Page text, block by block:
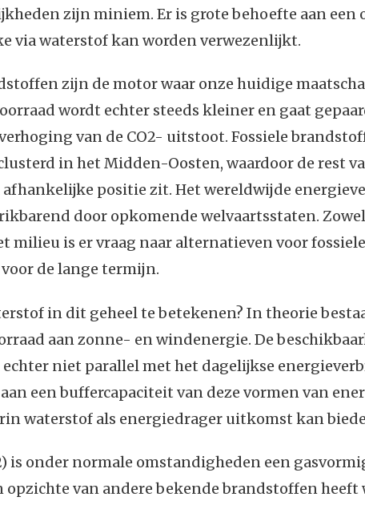
zijn miniem. Er is grote behoefte aan een
via waterstof kan worden verwezenlijkt.
zijn de motor waar onze huidige
wordt echter steeds kleiner en gaat
van de CO2- uitstoot. Fossiele
in het Midden-Oosten, waardoor de rest
afhankelijke positie zit. Het wereldwijde
door opkomende welvaartsstaten.
milieu is er vraag naar alternatieven voor fossiele
de lange termijn.
in dit geheel te betekenen? In theorie
aan zonne- en windenergie. De
niet parallel met het dagelijkse
een buffercapaciteit van deze vormen van
waterstof als energiedrager uitkomst kan
is onder normale omstandigheden een
opzichte van andere bekende brandstoffen heeft